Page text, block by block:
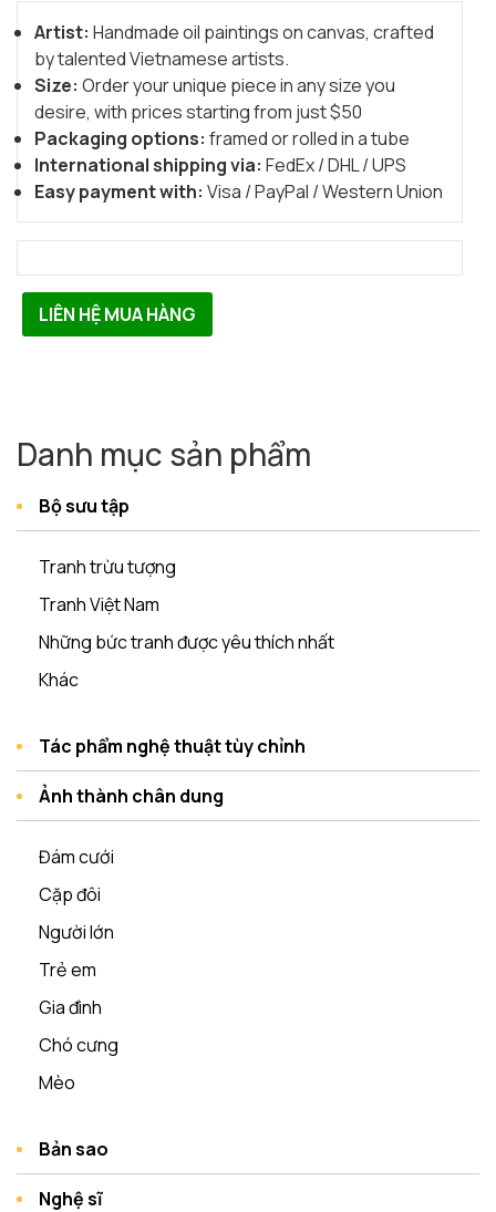
Artist: Handmade oil paintings on canvas, crafted
by talented Vietnamese artists.
Size: Order your unique piece in any size you
desire, with prices starting from just $50
Packaging options: framed or rolled in a tube
International shipping via: FedEx / DHL / UPS
Easy payment with: Visa / PayPal / Western Union
LIÊN HỆ MUA HÀNG
Danh mục sản phẩm
Bộ sưu tập
Tranh trừu tượng
Tranh Việt Nam
Những bức tranh được yêu thích nhất
Khác
Tác phẩm nghệ thuật tùy chỉnh
Ảnh thành chân dung
Đám cưới
Cặp đôi
Người lớn
Trẻ em
Gia đình
Chó cưng
Mèo
Bản sao
Nghệ sĩ